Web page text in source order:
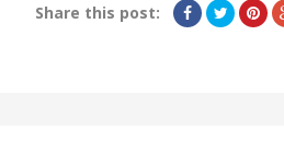
Share this post: